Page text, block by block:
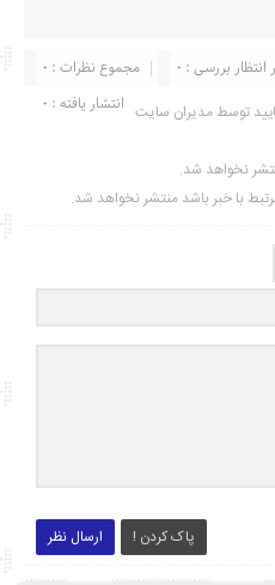
مجموع نظرات : 0
انتظار بررسی : 0
انتشار یافته : ۰ توسط مدیران سایت
نخواهد شد.
با خبر باشد منتشر نخواهد شد.
ارسال نظر پاک کردن !